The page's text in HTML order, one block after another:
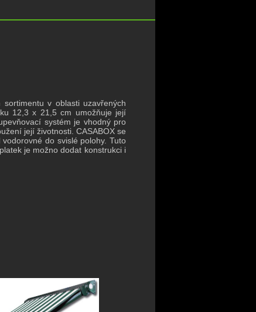
v oblasti uzavřených
12,3 x 21,5 cm umožňuje její
systém je vhodný pro
její životnosti. CASABOX se
do svislé polohy. Tuto
je možno dodat konstrukci i